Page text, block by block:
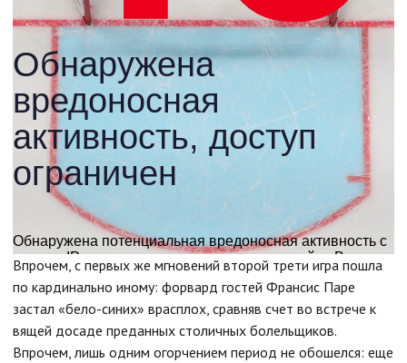
Впрочем, с первых же мгновений второй трети игра пошла
по кардинально иному: форвард гостей Франсис Паре
застал «бело-синих» врасплох, сравняв счет во встрече к
вящей досаде преданных столичных болельщиков.
Впрочем, лишь одним огорчением период не обошелся: еще